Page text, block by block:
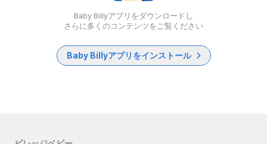
Baby Billyアプリをダウンロードし
さらに多くのコンテンツをご覧ください
Baby Billyアプリをインストール